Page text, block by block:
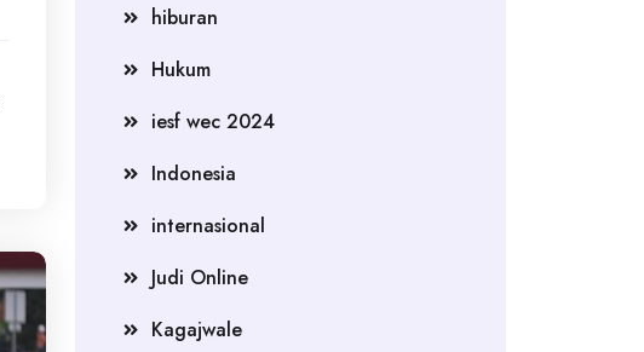
hiburan
Hukum
iesf wec 2024
Indonesia
internasional
Judi Online
Kagajwale